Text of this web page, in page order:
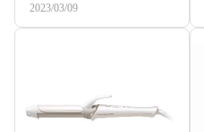
2023/03/09